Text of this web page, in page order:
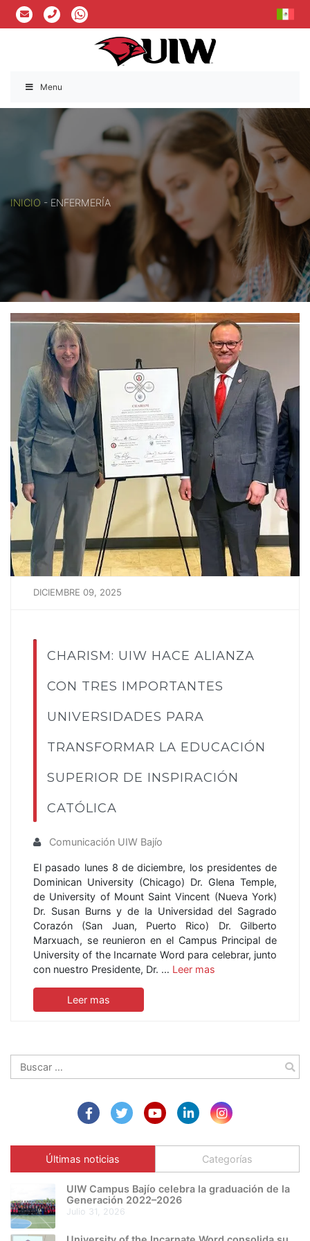
Menu
INICIO - ENFERMERÍA
DICIEMBRE 09, 2025
CHARISM: UIW HACE ALIANZA
CON TRES IMPORTANTES
UNIVERSIDADES PARA
TRANSFORMAR LA EDUCACIÓN
SUPERIOR DE INSPIRACIÓN
CATÓLICA
Comunicación UIW Bajío
El pasado lunes 8 de diciembre, los presidentes de
Dominican University (Chicago) Dr. Glena Temple,
de University of Mount Saint Vincent (Nueva York)
Dr. Susan Burns y de la Universidad del Sagrado
Corazón (San Juan, Puerto Rico) Dr. Gilberto
Marxuach, se reunieron en el Campus Principal de
University of the Incarnate Word para celebrar, junto
con nuestro Presidente, Dr. … Leer mas
Leer mas
Buscar:
Últimas noticias Categorías
UIW Campus Bajío celebra la graduación de la
Generación 2022–2026
julio 31, 2026